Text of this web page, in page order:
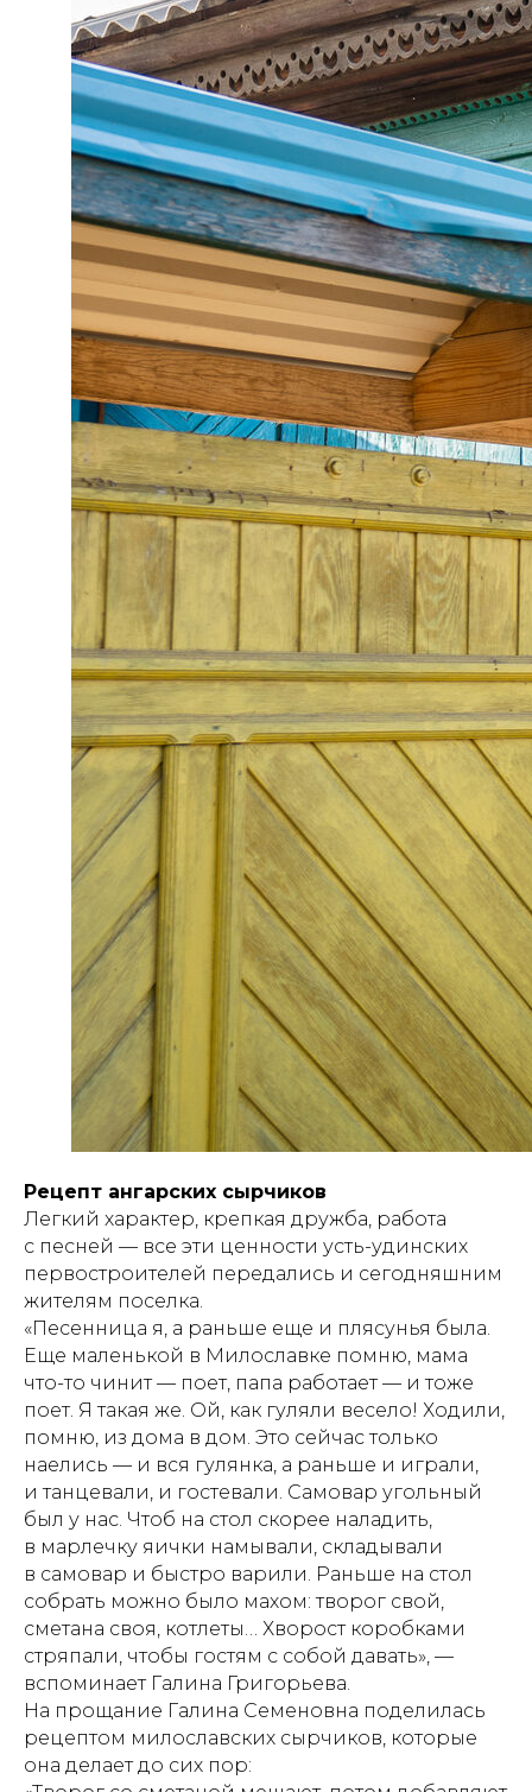
Рецепт ангарских сырчиков
Легкий характер, крепкая дружба, работа
с песней — все эти ценности усть-удинских
первостроителей передались и сегодняшним
жителям поселка.
«Песенница я, а раньше еще и плясунья была.
Еще маленькой в Милославке помню, мама
что-то чинит — поет, папа работает — и тоже
поет. Я такая же. Ой, как гуляли весело! Ходили,
помню, из дома в дом. Это сейчас только
наелись — и вся гулянка, а раньше и играли,
и танцевали, и гостевали. Самовар угольный
был у нас. Чтоб на стол скорее наладить,
в марлечку яички намывали, складывали
в самовар и быстро варили. Раньше на стол
собрать можно было махом: творог свой,
сметана своя, котлеты… Хворост коробками
стряпали, чтобы гостям с собой давать», —
вспоминает Галина Григорьева.
На прощание Галина Семеновна поделилась
рецептом милославских сырчиков, которые
она делает до сих пор: